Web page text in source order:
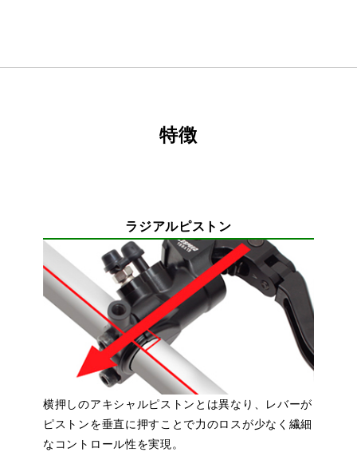
特徴
ラジアルピストン
横押しのアキシャルピストンとは異なり、レバーが
ピストンを垂直に押すことで力のロスが少なく繊細
なコントロール性を実現。